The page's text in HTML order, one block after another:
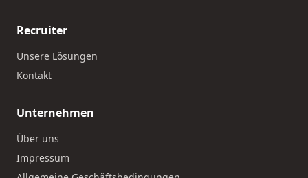
Recruiter
Unsere Lösungen
Kontakt
Unternehmen
Über uns
Impressum